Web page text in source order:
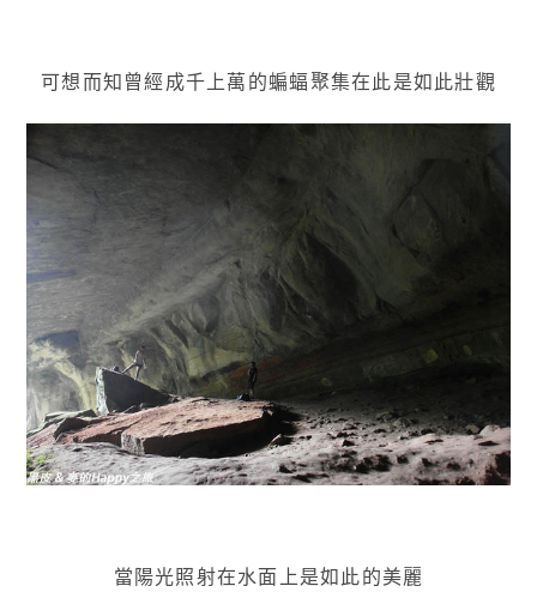
可想而知曾經成千上萬的蝙蝠聚集在此是如此壯觀
當陽光照射在水面上是如此的美麗